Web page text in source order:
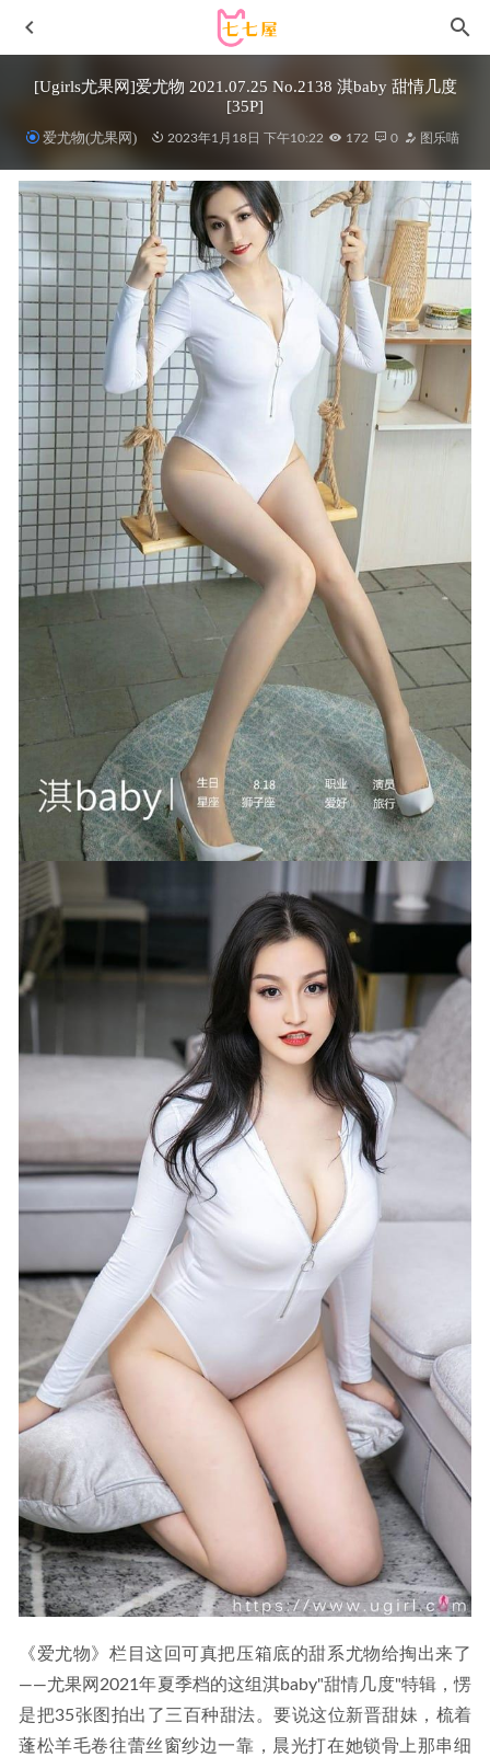
[Ugirls尤果网]爱尤物 2021.07.25 No.2138 淇baby 甜情几度
[35P]
爱尤物(尤果网) 2023年1月18日 下午10:22 172 0 图乐喵
《爱尤物》栏目这回可真把压箱底的甜系尤物给掏出来了
——尤果网2021年夏季档的这组淇baby"甜情几度"特辑，愣
是把35张图拍出了三百种甜法。要说这位新晋甜妹，梳着
蓬松羊毛卷往蕾丝窗纱边一靠，晨光打在她锁骨上那串细
是依酱吖 – NO.080 狐狸 [24P4V-278MB] 2025-08-29
[Ugirls尤果网]爱尤物 2021.08.06 No.2146 宥利 帐中风韵
[35P] 2023-01-18
rioko凉凉子 NO.129 龙年龙图埃吉尔 [20P1V-383M]
2024-
02-25
[Xiuren秀人网]2025.05.09 NO.10260 袁圆[78+1P/867MB]
2025-11-30
Tiny Asa – 玛奇玛 [34P-701MB]
2025-02-26